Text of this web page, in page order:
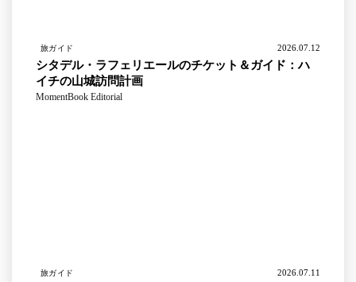
旅ガイド 2026.07.12
シタデル・ラフェリエールのチケット＆ガイド：ハ
イチの山城訪問計画
MomentBook Editorial
旅ガイド 2026.07.11